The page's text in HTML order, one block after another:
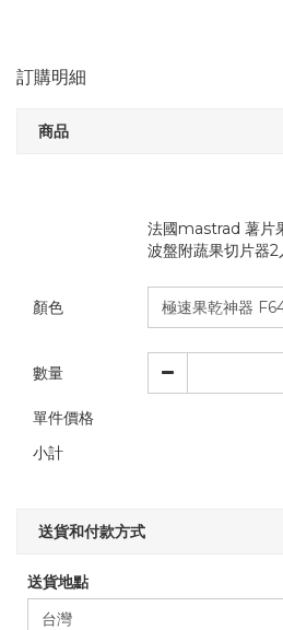
訂購明細
商品
法國mastrad 薯片
波盤附蔬果切片器2
顏色
數量
單件價格
小計
送貨和付款方式
送貨地點